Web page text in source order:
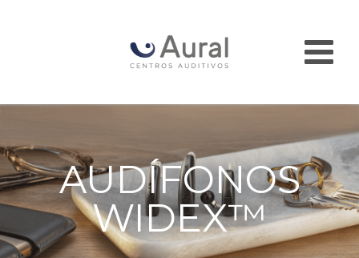
AUDÍFONOS
WIDEX™